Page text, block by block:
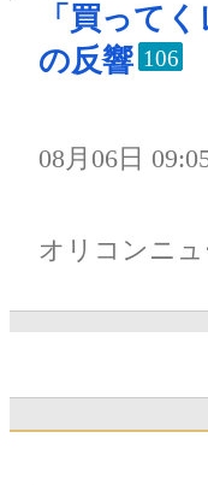
「買って
の反響 106
08月06日
オリコンニュ